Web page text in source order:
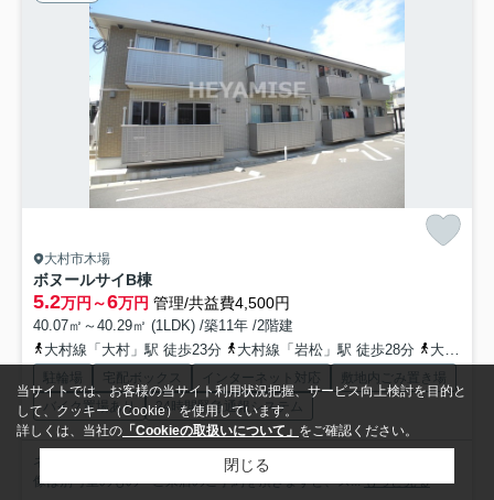
大村市木場
ボヌールサイB棟
5.2万円～6万円 管理/共益費4,500円
40.07㎡～40.29㎡ (1LDK) /築11年 /2階建
大村線「大村」駅 徒歩23分
大村線「岩松」駅 徒歩28分 大村線「諏訪」駅 徒歩36分
駐輪場 宅配ボックス インターネット対応
敷地内ごみ置き場
バイク置場あり
24時間緊急通報システム
ネット無料☆設備充実☆ ※駐車場2台目：3000円(税別)/月 ※室内画
像は別号室のもの ご来店のご予約を頂きますと、ス...もっと見る
当サイトでは、お客様の当サイト利用状況把握、サービス向上検討を目的と
して、クッキー（Cookie）を使用しています。
詳しくは、当社の 「Cookieの取扱いについて」 をご確認ください。
閉じる